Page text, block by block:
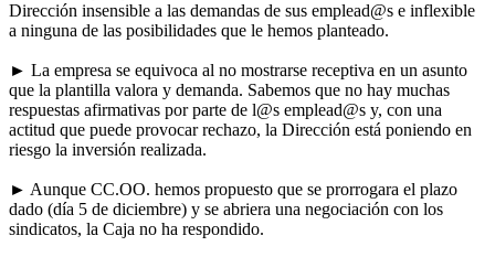
Dirección insensible a las demandas de sus emplead@s e inflexible
a ninguna de las posibilidades que le hemos planteado.
► La empresa se equivoca al no mostrarse receptiva en un asunto
que la plantilla valora y demanda. Sabemos que no hay muchas
respuestas afirmativas por parte de l@s emplead@s y, con una
actitud que puede provocar rechazo, la Dirección está poniendo en
riesgo la inversión realizada.
► Aunque CC.OO. hemos propuesto que se prorrogara el plazo
dado (día 5 de diciembre) y se abriera una negociación con los
sindicatos, la Caja no ha respondido.